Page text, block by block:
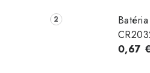
0,67 €